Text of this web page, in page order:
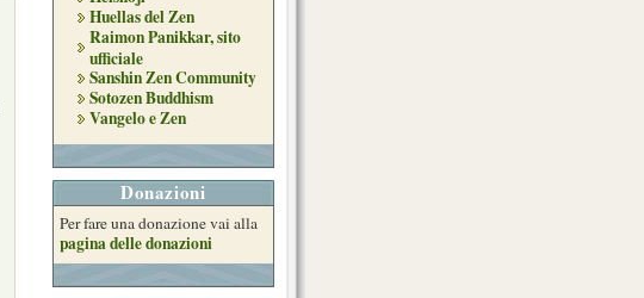
Huellas del Zen
Raimon Panikkar, sito
ufficiale
Sanshin Zen Community
Sotozen Buddhism
Vangelo e Zen
Donazioni
Per fare una donazione vai alla
pagina delle donazioni